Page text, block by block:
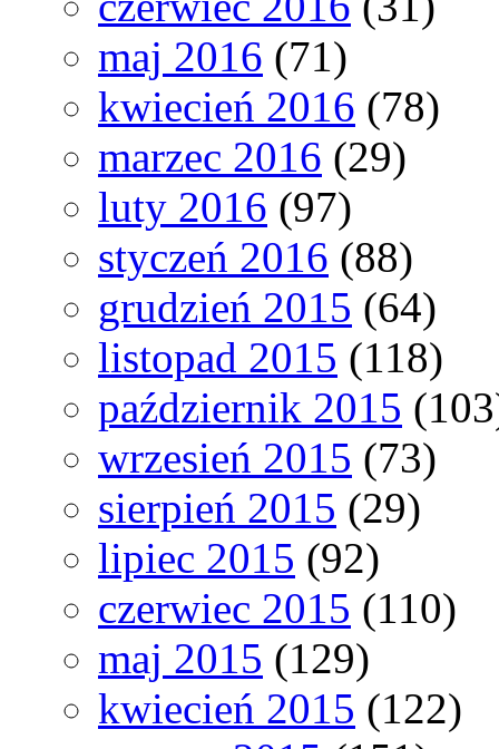
maj 2016 (71)
kwiecień 2016 (78)
marzec 2016 (29)
luty 2016 (97)
styczeń 2016 (88)
grudzień 2015 (64)
listopad 2015 (118)
październik 2015
wrzesień 2015 (73)
sierpień 2015 (29)
lipiec 2015 (92)
czerwiec 2015 (110)
maj 2015 (129)
kwiecień 2015 (122)